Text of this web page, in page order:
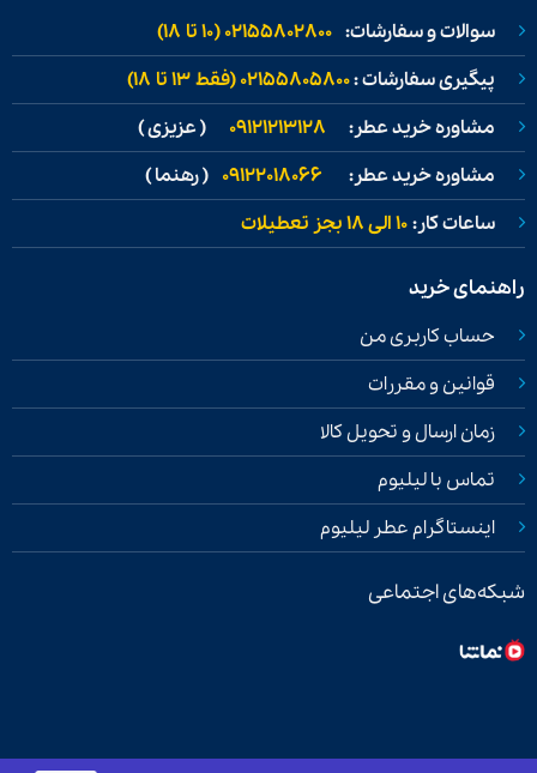
سوالات و سفارشات: 02155802800 (۱۰ تا ۱۸)
پیگیری سفارشات :02155805800 (فقط ۱۳ تا ۱۸)
مشاوره خرید عطر: 09121213128 ( عزیزی )
مشاوره خرید عطر: 09122018066 ( رهنما )
ساعات کار:۱۰ الی ۱۸ بجز تعطیلات
راهنمای خرید
حساب کاربری من
قوانین و مقررات
زمان ارسال و تحویل کالا
تماس با لیلیوم
اینستاگرام عطر لیلیوم
شبکه‌های اجتماعی